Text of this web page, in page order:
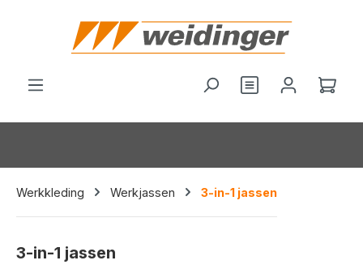
Je hebt 0 items
Werkkleding Werkjassen 3-in-1 jassen
3-in-1 jassen